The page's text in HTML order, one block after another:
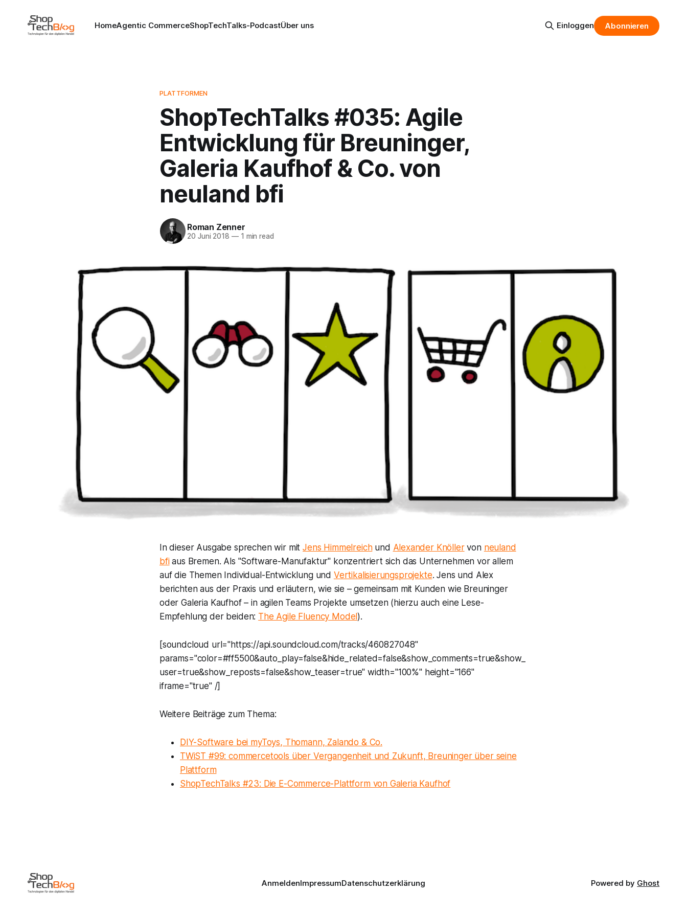
HomeAgentic CommerceShopTechTalks-PodcastÜber uns Einloggen Abonnieren
PLATTFORMEN
ShopTechTalks #035: Agile
Entwicklung für Breuninger,
Galeria Kaufhof & Co. von
neuland bfi
Roman Zenner
20 Juni 2018 —1 min read
In dieser Ausgabe sprechen wir mitJens Himmelreichund Alexander Knöllervon neuland
bfiaus Bremen. Als "Software-Manufaktur" konzentriert sich das Unternehmen vor allem
auf die Themen Individual-Entwicklung und Vertikalisierungsprojekte. Jens und Alex
berichten aus der Praxis und erläutern, wie sie – gemeinsam mit Kunden wie Breuninger
oder Galeria Kaufhof – in agilen Teams Projekte umsetzen (hierzu auch eine Lese-
Empfehlung der beiden: The Agile Fluency Model).
[soundcloud url="https://api.soundcloud.com/tracks/460827048"
params="color=#ff5500&auto_play=false&hide_related=false&show_comments=true&show_
user=true&show_reposts=false&show_teaser=true" width="100%" height="166"
iframe="true" /]
Weitere Beiträge zum Thema:
DIY-Software bei myToys, Thomann, Zalando & Co.
TWiST #99: commercetools über Vergangenheit und Zukunft, Breuninger über seine
Plattform
ShopTechTalks #23: Die E-Commerce-Plattform von Galeria Kaufhof
AnmeldenImpressumDatenschutzerklärung Powered by Ghost